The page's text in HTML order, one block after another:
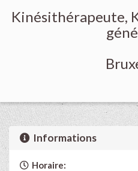
Kinésithérapeute,
Informations
Horaire: